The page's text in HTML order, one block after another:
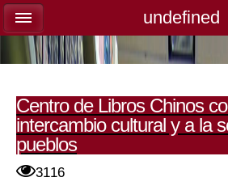
Centro de Libros Chinos
intercambio cultural y a la
pueblos
3116
undefined
undefined